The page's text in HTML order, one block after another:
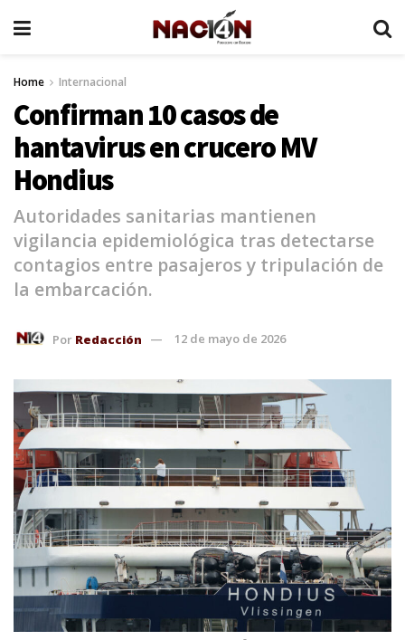
Home Internacional
Confirman 10 casos de
hantavirus en crucero MV
Hondius
Autoridades sanitarias mantienen
vigilancia epidemiológica tras detectarse
contagios entre pasajeros y tripulación de
la embarcación.
Por Redacción 12 de mayo de 2026